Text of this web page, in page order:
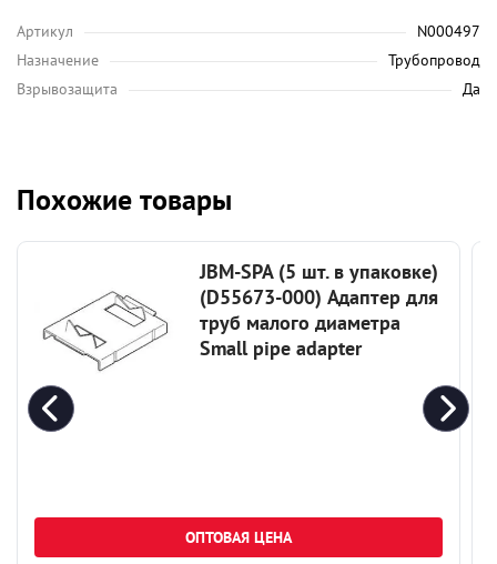
Артикул
N000497
Назначение
Трубопровод
Взрывозащита
Да
Похожие товары
JBM-SPA (5 шт. в упаковке)
(D55673-000) Адаптер для
труб малого диаметра
Small pipe adapter
ОПТОВАЯ ЦЕНА